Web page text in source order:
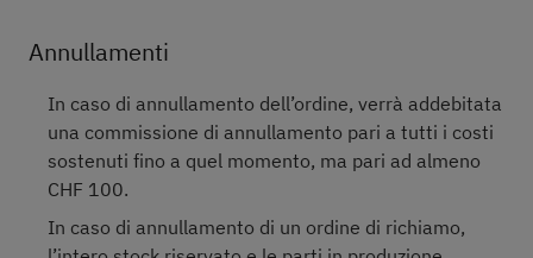
Annullamenti
In caso di annullamento dell’ordine, verrà addebitata
una commissione di annullamento pari a tutti i costi
sostenuti fino a quel momento, ma pari ad almeno
CHF 100.
In caso di annullamento di un ordine di richiamo,